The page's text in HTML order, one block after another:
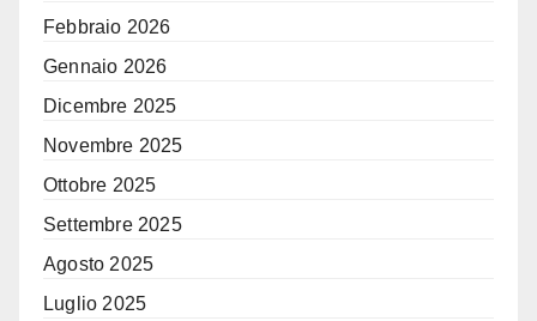
Febbraio 2026
Gennaio 2026
Dicembre 2025
Novembre 2025
Ottobre 2025
Settembre 2025
Agosto 2025
Luglio 2025